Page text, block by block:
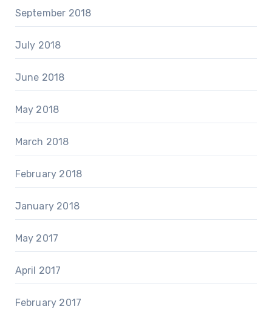
September 2018
July 2018
June 2018
May 2018
March 2018
February 2018
January 2018
May 2017
April 2017
February 2017